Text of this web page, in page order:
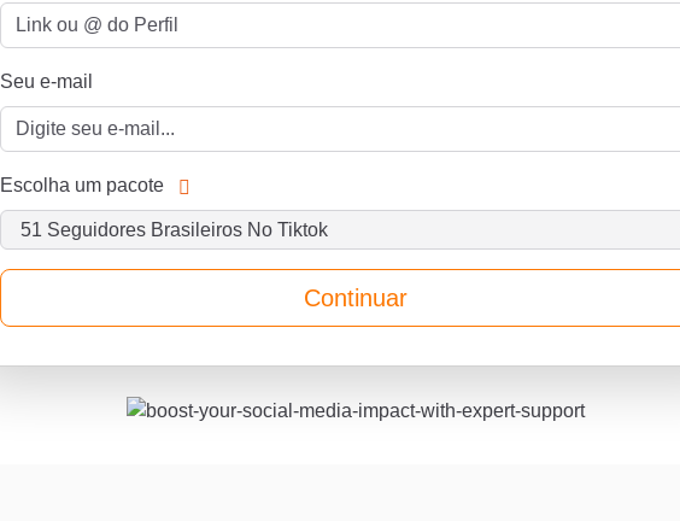
Seu e-mail
Escolha um pacote
Continuar